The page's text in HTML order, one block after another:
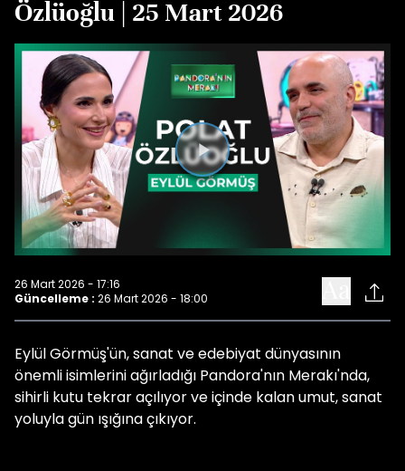
Özlüoğlu | 25 Mart 2026
Videoyu
Oynat
26 Mart 2026 - 17:16
Güncelleme : 26 Mart 2026 - 18:00
Eylül Görmüş'ün, sanat ve edebiyat dünyasının
önemli isimlerini ağırladığı Pandora'nın Merakı'nda,
sihirli kutu tekrar açılıyor ve içinde kalan umut, sanat
yoluyla gün ışığına çıkıyor.